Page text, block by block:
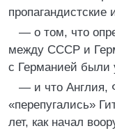
пропагандистские
— о том, что
между СССР и
с Германией
— и что Англия,
«перепугались»
лет, как начал